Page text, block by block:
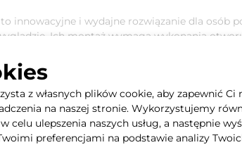
to innowacyjne i wydajne rozwiązanie dla osób
Ich montaż wymaga wykonania
Dzięki temu, rekuperatory znajdują się
do obejrzenia krótkiego filmiku w temacie
Zachęcamy również dokontaktuz nami!
pomożemy i odpowiemy na wszystkie
z własnych plików cookie, aby zapewnić Ci
na naszej stronie. Wykorzystujemy
celu ulepszenia naszych usług, a następnie
preferencjami na podstawie analizy